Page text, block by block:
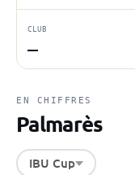
CLUB
—
EN CHIFFRES
Palmarès
IBU Cup